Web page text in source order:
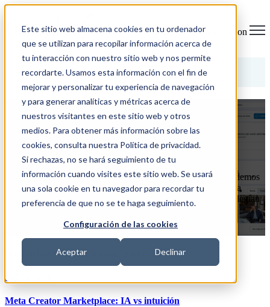
Este sitio web almacena cookies en tu ordenador
que se utilizan para recopilar información acerca de
tu interacción con nuestro sitio web y nos permite
recordarte. Usamos esta información con el fin de
mejorar y personalizar tu experiencia de navegación
y para generar analíticas y métricas acerca de
nuestros visitantes en este sitio web y otros
medios. Para obtener más información sobre las
cookies, consulta nuestra Política de privacidad.
Si rechazas, no se hará seguimiento de tu
información cuando visites este sitio web. Se usará
una sola cookie en tu navegador para recordar tu
preferencia de que no se te haga seguimiento.
Configuración de las cookies
Aceptar Declinar
Open main navigation
Categorías
Meta Creator Marketplace: IA vs
intuición
5/02/26 16:38
Siendo honestos y a día de hoy, con los datos en la mano, podemos
decir en voz alta que el marketing de influencers en España ha
funcionado demasiado tiempo por "olfato, sensaciones". Se elegían
Artículos relacionadosGestazion
5/02/26 16:38
Meta Creator Marketplace: IA vs intuición